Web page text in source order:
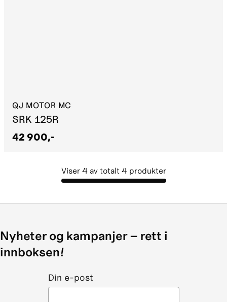
QJ MOTOR MC
SRK 125R
42 900,-
Viser 4av totalt 4produkter
Nyheter og kampanjer – rett i
innboksen!
Din e-post